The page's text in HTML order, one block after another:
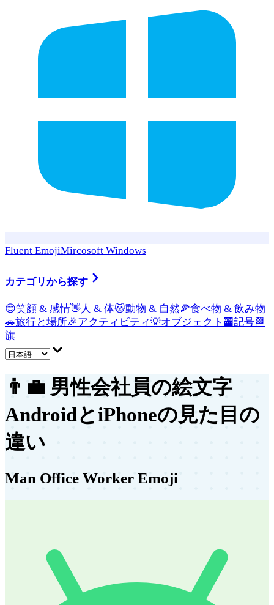
Fluent EmojiMircosoft Windows
カテゴリから探す
😊笑顔 & 感情👋 人 & 体🐱動物 & 自然🍕食べ物 & 飲み物
🚗旅行と場所🎉アクティビティ💡オブジェクト 🏧記号🏁
旗
👨‍💼 男性会社員の絵文字
AndroidとiPhoneの見た目の
違い
Man Office Worker Emoji